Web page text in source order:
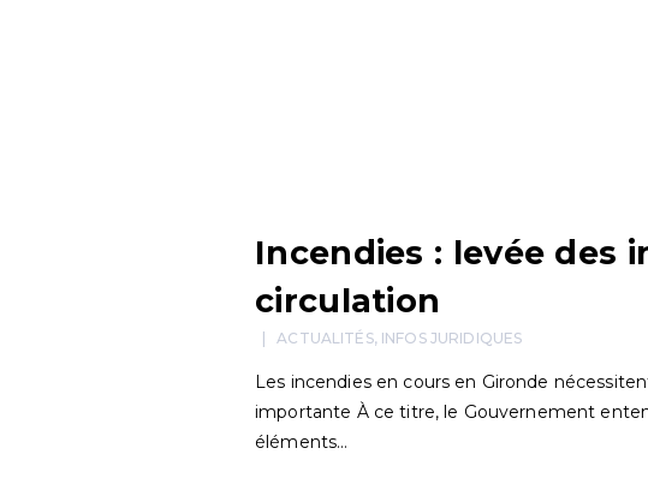
Incendies : levée des
circulation
ACTUALITÉS, INFOS JURIDIQUES
Les incendies en cours en Gironde
importante À ce titre, le Gouvernement
éléments…